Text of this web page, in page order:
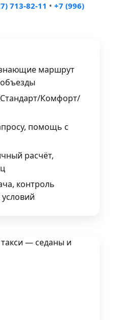
713-82-11 • +7 (996)
маршрут
Комфорт/
помощь с
расчёт,
контроль